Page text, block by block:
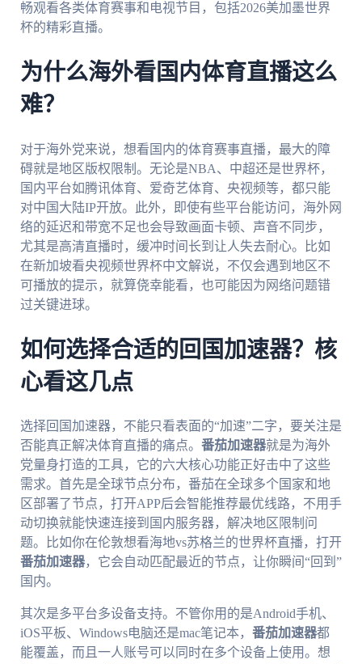
畅观看各类体育赛事和电视节目，包括2026美加墨世界
杯的精彩直播。
为什么海外看国内体育直播这么
难？
对于海外党来说，想看国内的体育赛事直播，最大的障
碍就是地区版权限制。无论是NBA、中超还是世界杯，
国内平台如腾讯体育、爱奇艺体育、央视频等，都只能
对中国大陆IP开放。此外，即使有些平台能访问，海外网
络的延迟和带宽不足也会导致画面卡顿、声音不同步，
尤其是高清直播时，缓冲时间长到让人失去耐心。比如
在新加坡看央视频世界杯中文解说，不仅会遇到地区不
可播放的提示，就算侥幸能看，也可能因为网络问题错
过关键进球。
如何选择合适的回国加速器？核
心看这几点
选择回国加速器，不能只看表面的“加速”二字，要关注是
否能真正解决体育直播的痛点。 番茄加速器就是为海外
党量身打造的工具，它的六大核心功能正好击中了这些
需求。首先是全球节点分布，番茄在全球多个国家和地
区部署了节点，打开APP后会智能推荐最优线路，不用手
动切换就能快速连接到国内服务器，解决地区限制问
题。比如你在伦敦想看海地vs苏格兰的世界杯直播，打开
番茄加速器，它会自动匹配最近的节点，让你瞬间“回到”
国内。
其次是多平台多设备支持。不管你用的是Android手机、
iOS平板、Windows电脑还是mac笔记本， 番茄加速器都
能覆盖，而且一人账号可以同时在多个设备上使用。想